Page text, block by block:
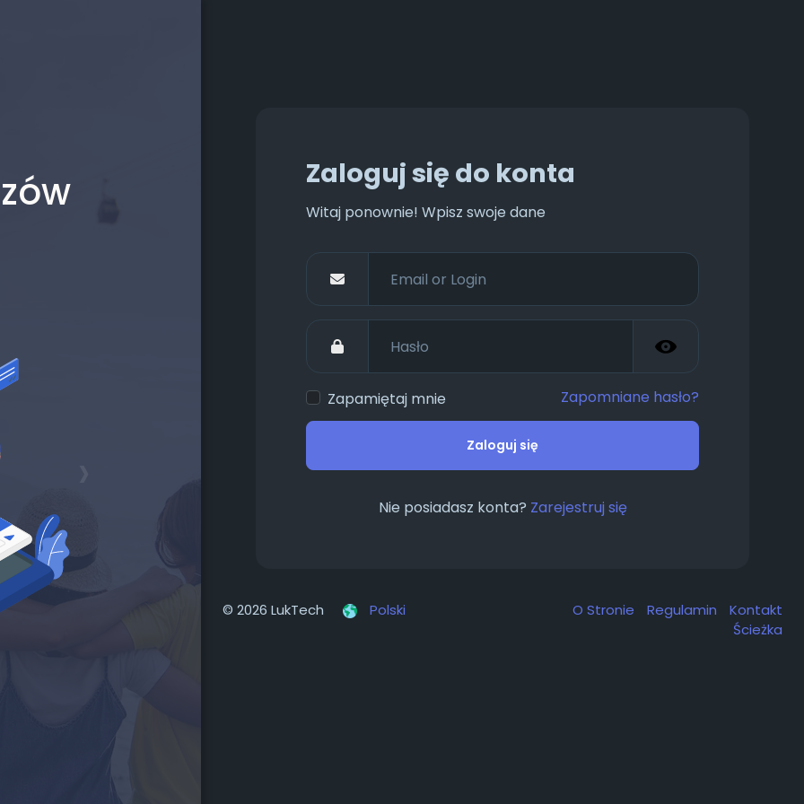
Zaloguj się do konta
Witaj ponownie! Wpisz swoje dane
Zapamiętaj mnie Zapomniane hasło?
Zaloguj się
Nie posiadasz konta? Zarejestruj się
© 2026 LukTech Polski O Stronie Regulamin
Kontakt
Ścieżka